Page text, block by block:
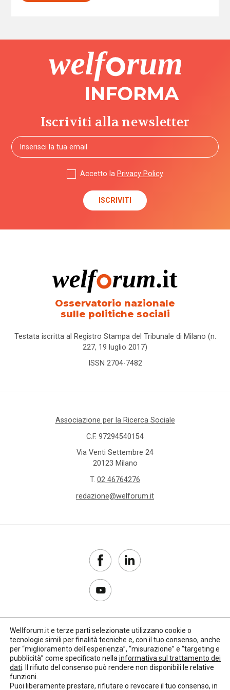
Iscriviti alla newsletter
Accetto la Privacy Policy
Osservatorio nazionale
sulle politiche sociali
Testata iscritta al Registro Stampa del Tribunale di Milano (n.
227, 19 luglio 2017)
ISSN 2704-7482
Associazione per la Ricerca Sociale
C.F. 97294540154
Via Venti Settembre 24
20123 Milano
T. 02 46764276
redazione@welforum.it
Copyright 2017–2026
Privacy Policy
Wellforum.it e terze parti selezionate utilizzano cookie o
tecnologie simili per finalità tecniche e, con il tuo consenso, anche
per “miglioramento dell'esperienza”, “misurazione” e “targeting e
pubblicità” come specificato nella informativa sul trattamento dei
dati . Il rifiuto del consenso può rendere non disponibili le relative
funzioni.
Puoi liberamente prestare, rifiutare o revocare il tuo consenso, in